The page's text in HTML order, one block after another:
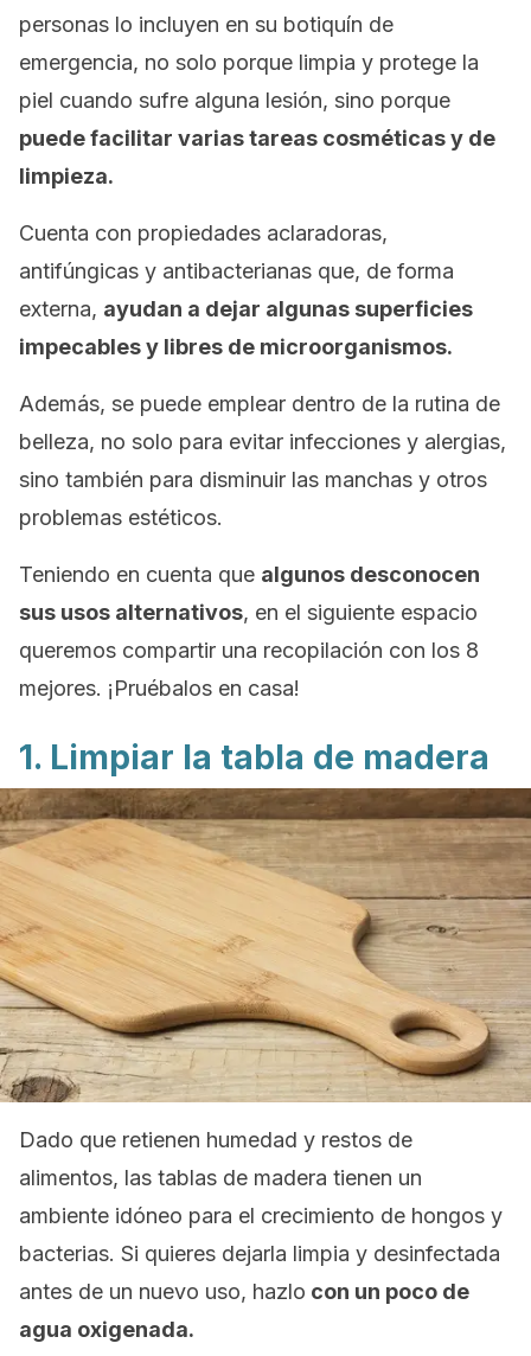
personas lo incluyen en su botiquín de
emergencia, no solo porque limpia y protege la
piel cuando sufre alguna lesión, sino porque
puede facilitar varias tareas cosméticas y de
limpieza.
Cuenta con propiedades aclaradoras,
antifúngicas y antibacterianas que, de forma
externa, ayudan a dejar algunas superficies
impecables y libres de microorganismos.
Además, se puede emplear dentro de la rutina de
belleza, no solo para evitar infecciones y alergias,
sino también para disminuir las manchas y otros
problemas estéticos.
Teniendo en cuenta que algunos desconocen
sus usos alternativos, en el siguiente espacio
queremos compartir una recopilación con los 8
mejores. ¡Pruébalos en casa!
1. Limpiar la tabla de madera
Dado que retienen humedad y restos de
alimentos, las tablas de madera tienen un
ambiente idóneo para el crecimiento de hongos y
bacterias. Si quieres dejarla limpia y desinfectada
antes de un nuevo uso, hazlo con un poco de
agua oxigenada.